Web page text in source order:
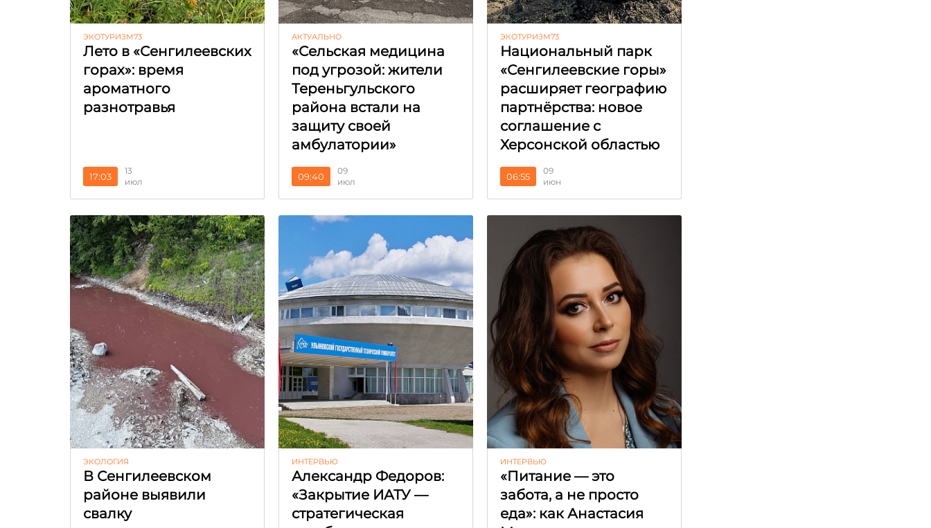
ЭКОТУРИЗМ73
Лето в «Сенгилеевских
горах»: время
ароматного
разнотравья
17:03
13
июл
АКТУАЛЬНО
«Сельская медицина
под угрозой: жители
Тереньгульского
района встали на
защиту своей
амбулатории»
09:40
09
июл
ЭКОТУРИЗМ73
Национальный парк
«Сенгилеевские горы»
расширяет географию
партнёрства: новое
соглашение с
Херсонской областью
06:55
09
июн
ЭКОЛОГИЯ
В Сенгилеевском
районе выявили
свалку
ИНТЕРВЬЮ
Александр Федоров:
«Закрытие ИАТУ —
стратегическая
ИНТЕРВЬЮ
«Питание — это
забота, а не просто
еда»: как Анастасия